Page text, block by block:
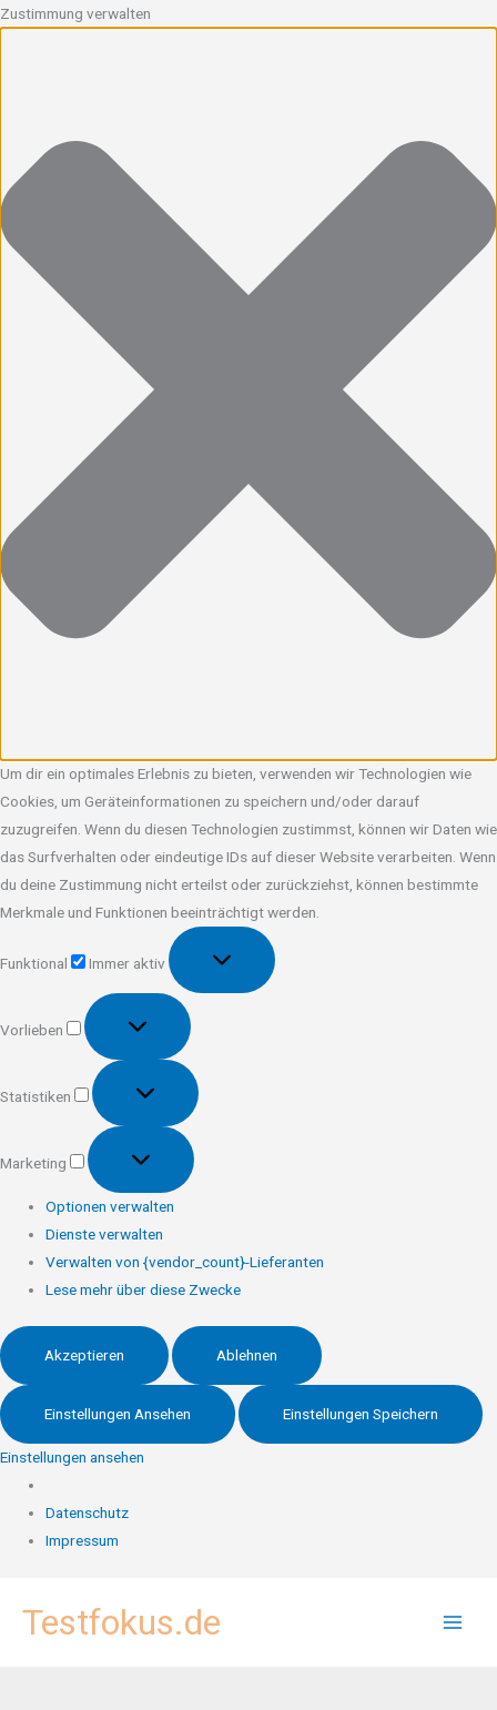
Zustimmung verwalten
Um dir ein optimales Erlebnis zu bieten, verwenden wir Technologien wie
Cookies, um Geräteinformationen zu speichern und/oder darauf
zuzugreifen. Wenn du diesen Technologien zustimmst, können wir Daten wie
das Surfverhalten oder eindeutige IDs auf dieser Website verarbeiten. Wenn
du deine Zustimmung nicht erteilst oder zurückziehst, können bestimmte
Merkmale und Funktionen beeinträchtigt werden.
Funktional
Immer aktiv
Vorlieben
Vorlieben
Statistiken
Statistiken
Marketing
Marketing
Optionen verwalten
Dienste verwalten
Verwalten von {vendor_count}-Lieferanten
Lese mehr über diese Zwecke
Akzeptieren Ablehnen
Einstellungen Ansehen Einstellungen Speichern
Einstellungen ansehen
Datenschutz
Impressum
InhaltTestfokus.de